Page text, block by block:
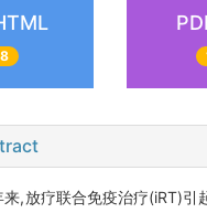
来,放疗联合免疫治疗(iRT)引